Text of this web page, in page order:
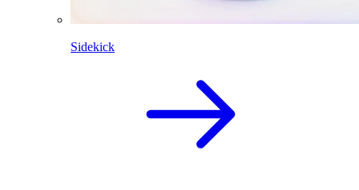
Sidekick